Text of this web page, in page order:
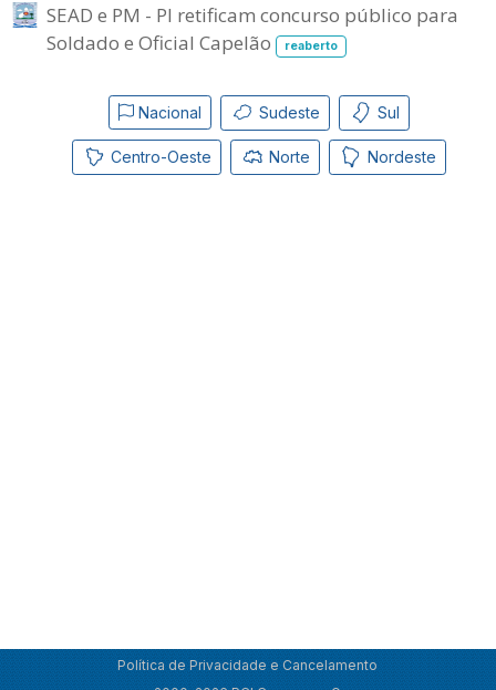
SEAD e PM - PI retificam concurso público para
Soldado e Oficial Capelão
reaberto
Nacional Sudeste Sul
Centro-Oeste Norte Nordeste
Política de Privacidade e Cancelamento